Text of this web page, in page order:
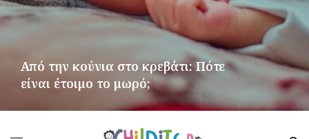
Από την κούνια στο κρεβάτι: Πότε
είναι έτοιμο το μωρό;